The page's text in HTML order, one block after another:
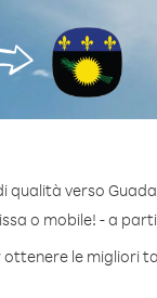
verso
o mobile! - a
le migliori